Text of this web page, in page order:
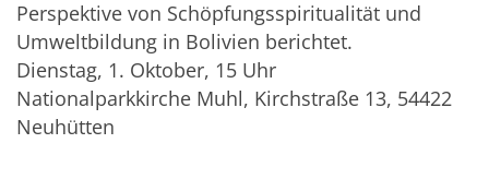
Perspektive von Schöpfungsspiritualität und
Umweltbildung in Bolivien berichtet.
Dienstag, 1. Oktober, 15 Uhr
Nationalparkkirche Muhl, Kirchstraße 13, 54422
Neuhütten